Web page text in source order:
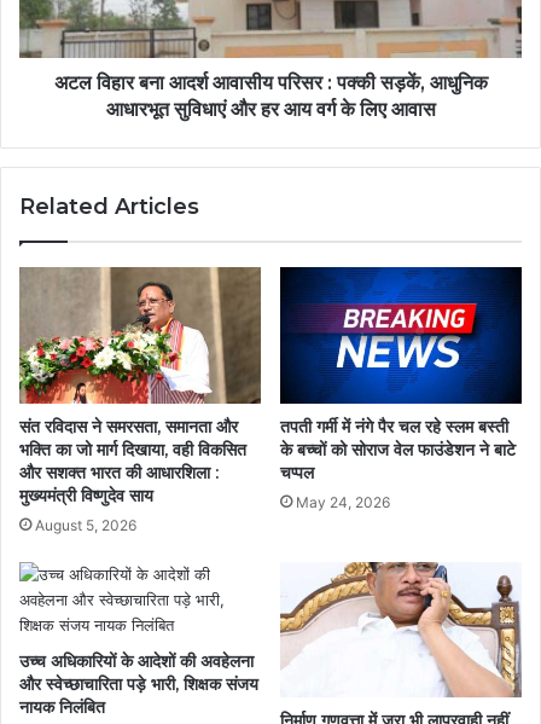
अटल विहार बना आदर्श आवासीय परिसर : पक्की सड़कें, आधुनिक
आधारभूत सुविधाएं और हर आय वर्ग के लिए आवास
Related Articles
संत रविदास ने समरसता, समानता और
भक्ति का जो मार्ग दिखाया, वही विकसित
और सशक्त भारत की आधारशिला :
मुख्यमंत्री विष्णुदेव साय
August 5, 2026
तपती गर्मी में नंगे पैर चल रहे स्लम बस्ती
के बच्चों को सोराज वेल फाउंडेशन ने बाटे
चप्पल
May 24, 2026
उच्च अधिकारियों के आदेशों की अवहेलना
और स्वेच्छाचारिता पड़े भारी, शिक्षक संजय
नायक निलंबित